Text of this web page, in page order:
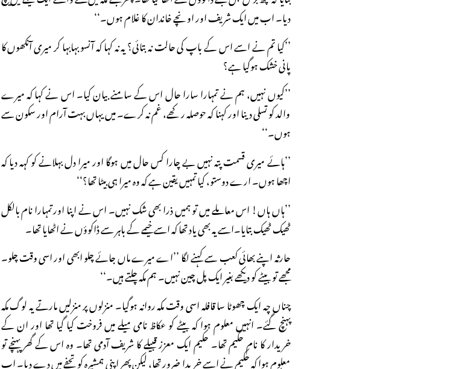
دیا۔ اب میں ایک شریف اور اونچے خاندان کا غلام ہوں۔‘‘
’’کیا تم نے اسے اس کے باپ کی حالت نہ بتائی؟ یہ نہ کہا کہ آنسو بہابہا کر میری آنکھوں کا
پانی خشک ہوگیا ہے؟
’’کیوں نہیں، ہم نے تمہارا سارا حال اس کے سامنے بیان کیا۔ اس نے کہا کہ میرے
والد کو تسلی دینا اور کہنا کہ حوصلہ رکھے، غم نہ کرے۔ میں یہاں بہت آرام اور سکون سے
ہوں۔‘‘
’’ہائے میری قسمت پتہ نہیں بے چارا کس حال میں ہوگا اور میرا دل بہلانے کو کہہ دیا کہ
اچھا ہوں۔ ارے دوستو، کیا تمہیں یقین ہے کہ وہ میرا ہی بیٹا تھا؟‘‘
’’ہاں ہاں! اس معاملے میں تو ہمیں ذرا بھی شک نہیں۔ اس نے اپنا اور تمہارا نام بالکل
ٹھیک ٹھیک بتایا۔اسے یہ بھی یاد تھا کہ اسے خیمے کے باہر سے ڈاکوؤں نے اٹھایا تھا۔
حارثہ اپنے بھائی کعب سے کہنے لگا ’’اے میرے ماں جائے چلو ابھی اور اسی وقت چلو۔
مجھے تو بیٹے کو دیکھے بغیر ایک پل چین نہیں۔ ہم مکہ چلتے ہیں۔‘‘
چناں چہ ایک چھوٹا سا قافلہ اسی وقت مکہ روانہ ہوگیا۔ منزلوں پر منزلیں مارتے یہ لوگ مکہ
پہنچ گئے۔ انہیں معلوم ہوا کہ بیٹے کو عکاظ نامی میلے میں فروخت کیا گیا تھا اور ان کے
خریدار کا نام حکیم تھا۔ حکیم ایک معزز قبیلے کا شریف آدمی تھا۔ وہ اس کے گھر پہنچے تو
معلوم ہوا کہ حکیم نے اسے خریدا ضرور تھا، لیکن پھر اپنی ہمشیرہ کو تحفے میں دے دیا۔ اب